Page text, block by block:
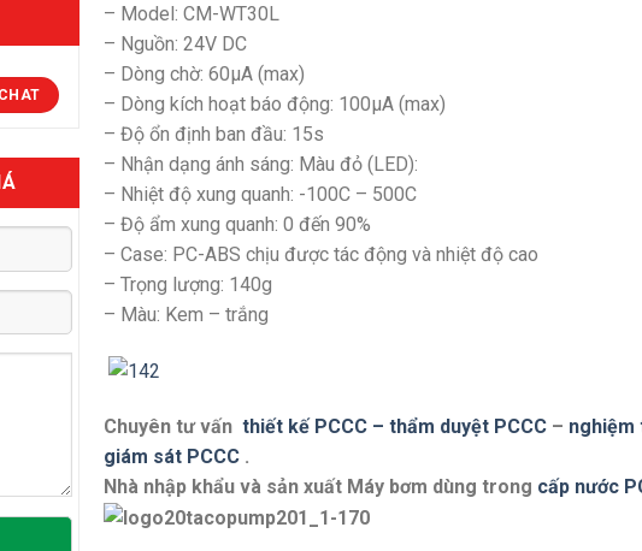
– Model: CM-WT30L
– Nguồn: 24V DC
– Dòng chờ: 60µA (max)
– Dòng kích hoạt báo động: 100µA (max)
– Độ ổn định ban đầu: 15s
– Nhận dạng ánh sáng: Màu đỏ (LED):
– Nhiệt độ xung quanh: -100C – 500C
– Độ ẩm xung quanh: 0 đến 90%
– Case: PC-ABS chịu được tác động và nhiệt độ cao
– Trọng lượng: 140g
– Màu: Kem – trắng
Chuyên tư vấn thiết kế PCCC – thẩm duyệt PCCC – nghiệm
giám sát PCCC.
Nhà nhập khẩu và sản xuất Máy bơm dùng trong cấp nước